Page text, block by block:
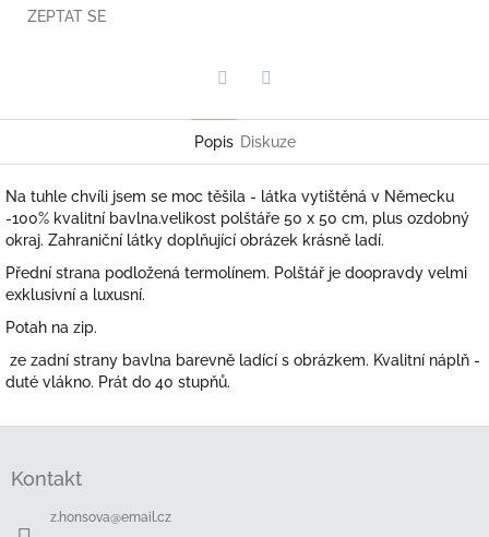
ZEPTAT SE
Popis Diskuze
Na tuhle chvíli jsem se moc těšila - látka vytištěná v Německu
-100% kvalitní bavlna.velikost polštáře 50 x 50 cm, plus ozdobný
okraj. Zahraniční látky doplňující obrázek krásně ladí.
Přední strana podložená termolínem. Polštář je doopravdy velmi
exklusivní a luxusní.
Potah na zip.
ze zadní strany bavlna barevně ladící s obrázkem. Kvalitní náplň -
duté vlákno. Prát do 40 stupňů.
Kontakt
z.honsova@email.cz